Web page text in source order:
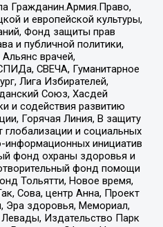
Гражданин.Армия.Право,
и европейской культуры,
Фонд защиты прав
и публичной политики,
врачей,
СВЕЧА, Гуманитарное
Лига Избирателей,
Союз, Хасдей
и содействия развитию
Горячая Линия, В защиту
глобализации и социальных
инициатив
фонд охраны здоровья и
фонд помощи
Тольятти, Новое время,
Сова, центр Анна, Проект
Эра здоровья, Мемориал,
Издательство Парк